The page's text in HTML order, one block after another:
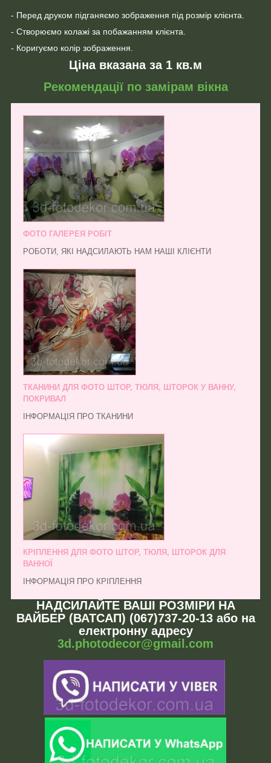
- Перед друком підганяємо зображення під розмір клієнта.
- Створюємо колажі за побажанням клієнта.
- Коригуємо колір зображення.
Ціна вказана за 1 кв.м
Рекомендації по замірам вікна
ФОТО ГАЛЕРЕЯ РОБІТ
РОБОТИ, ЯКІ НАДСИЛАЮТЬ НАМ НАШІ КЛІЄНТИ
ТКАНИНИ ДЛЯ ФОТО ШТОР, ТЮЛЯ, ШТОРОК У ВАННУ,
ПОКРИВАЛ
ІНФОРМАЦІЯ ПРО ТКАНИНИ
КРІПЛЕННЯ ДЛЯ ФОТО ШТОР, ТЮЛЯ, ШТОРОК ДЛЯ
ВАННОЇ
ІНФОРМАЦІЯ ПРО КРІПЛЕННЯ
НАДСИЛАЙТЕ ВАШІ РОЗМІРИ НА
ВАЙБЕР (ВАТСАП) (067)737-20-13 або на
електронну адресу
3d.photodecor@gmail.com